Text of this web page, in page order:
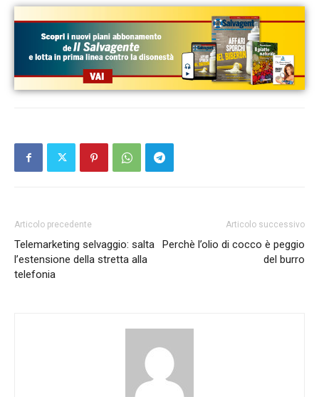
Articolo precedente
Telemarketing selvaggio: salta
l’estensione della stretta alla
telefonia
Articolo successivo
Perchè l’olio di cocco è peggio
del burro